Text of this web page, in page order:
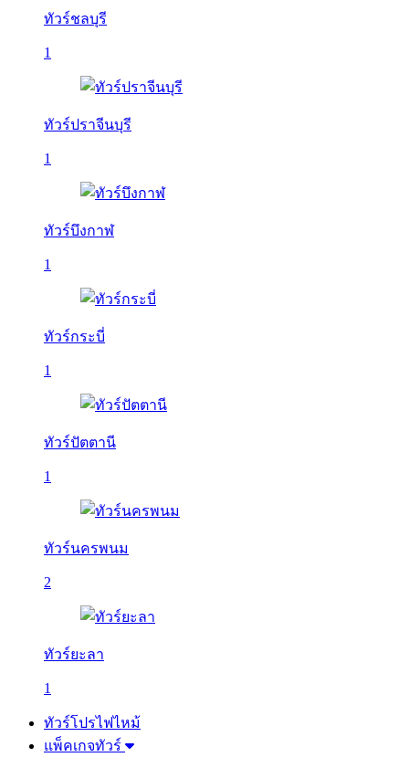
ทัวร์ชลบุรี
1
ทัวร์ปราจีนบุรี
1
ทัวร์บึงกาฬ
1
ทัวร์กระบี่
1
ทัวร์ปัตตานี
1
ทัวร์นครพนม
2
ทัวร์ยะลา
1
ทัวร์โปรไฟไหม้
แพ็คเกจทัวร์